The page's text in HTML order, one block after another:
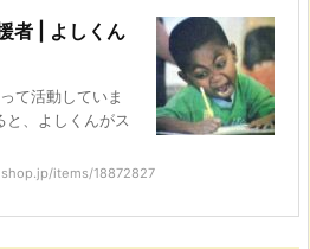
者 | よしくん
て活動していま
と、よしくんがス
items/18872827